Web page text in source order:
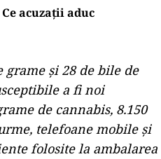
acuzații aduc
şi 28 de bile de
a fi noi
de cannabis, 8.150
telefoane mobile şi
folosite la ambalarea